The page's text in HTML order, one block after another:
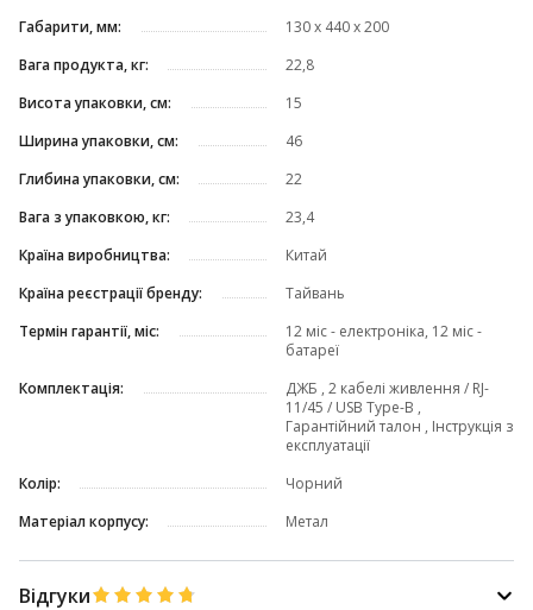
Габарити, мм:
130 х 440 х 200
Вага продукта, кг:
22,8
Висота упаковки, см:
15
Ширина упаковки, см:
46
Глибина упаковки, см:
22
Вага з упаковкою, кг:
23,4
Країна виробництва:
Китай
Країна реєстрації бренду:
Тайвань
Термін гарантії, міс:
12 міс - електроніка, 12 міс -
батареї
Комплектація:
ДЖБ , 2 кабелі живлення / RJ-
11/45 / USB Type-B ,
Гарантійний талон , Інструкція з
експлуатації
Колір:
Чорний
Матеріал корпусу:
Метал
Відгуки